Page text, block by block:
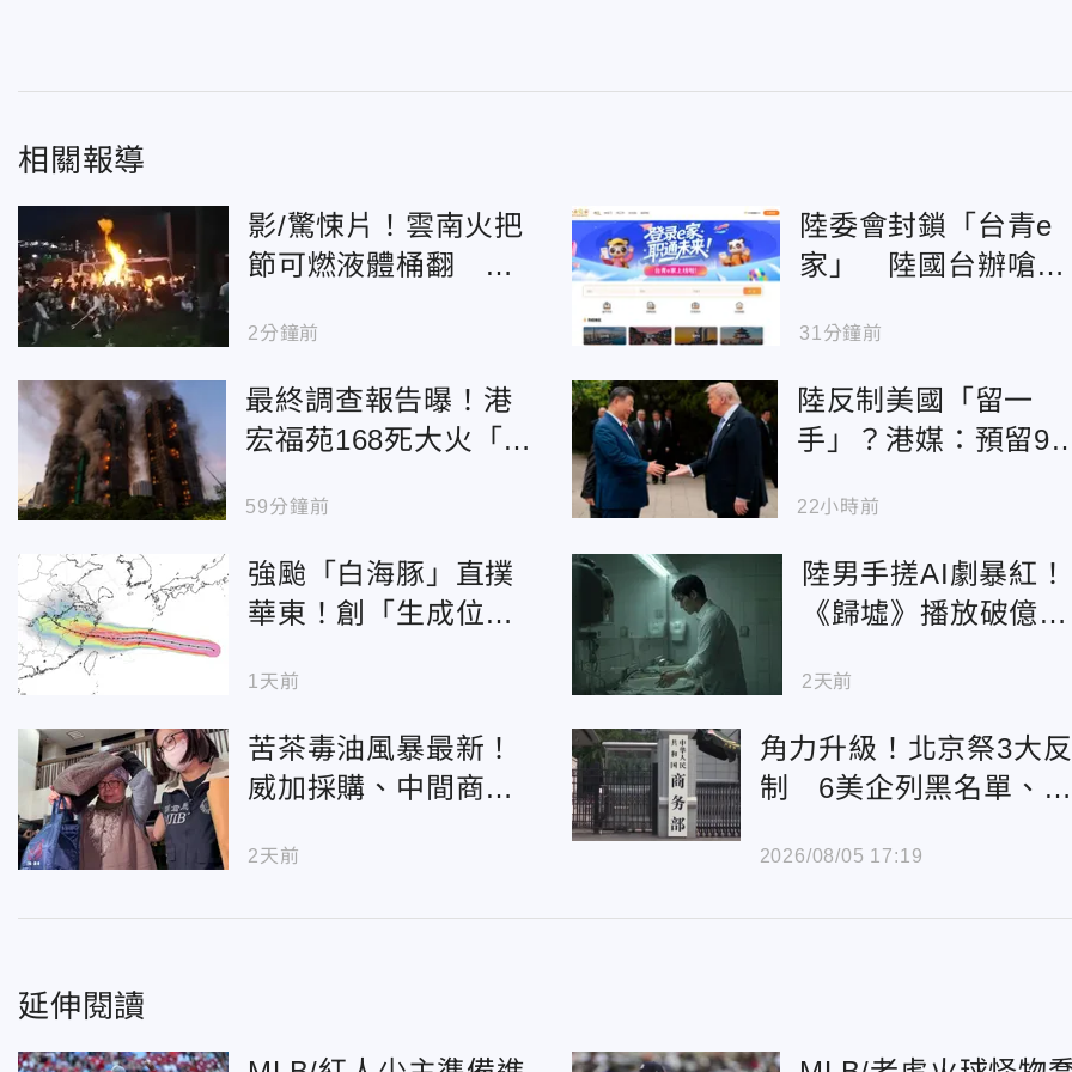
相關報導
影/驚悚片！雲南火把
節可燃液體桶翻 民
2分鐘前
陸委會封鎖「台青e
家」 陸國台辦嗆：
心
31分鐘前
最終調查報告曝！港
宏福苑168死大火「菸
59分鐘前
陸反制美國「留一
手」？港媒：預留9
空間
22小時前
強颱「白海豚」直撲
華東！創「生成位置
雨災情
1天前
陸男手搓AI劇暴紅！
《歸墟》播放破億
台幣
2天前
苦茶毒油風暴最新！
威加採購、中間商
2天前
角力升級！北京祭3大反
制 6美企列黑名單、無
2026/08/05 17:19
延伸閱讀